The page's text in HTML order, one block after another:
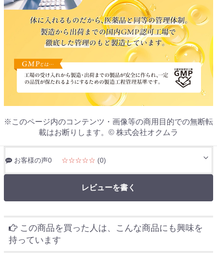
※このページ内のコンテンツ・画像等の商用目的での無断転
載はお断りします。© 株式会社オクムラ
お客様の声0 ☆☆☆☆☆ (0)
レビューを書く
この商品を買った人は、こんな商品にも興味を
持っています